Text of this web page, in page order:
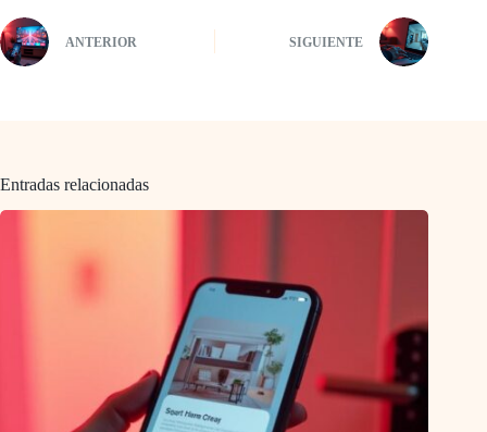
ANTERIOR SIGUIENTE
Entradas relacionadas